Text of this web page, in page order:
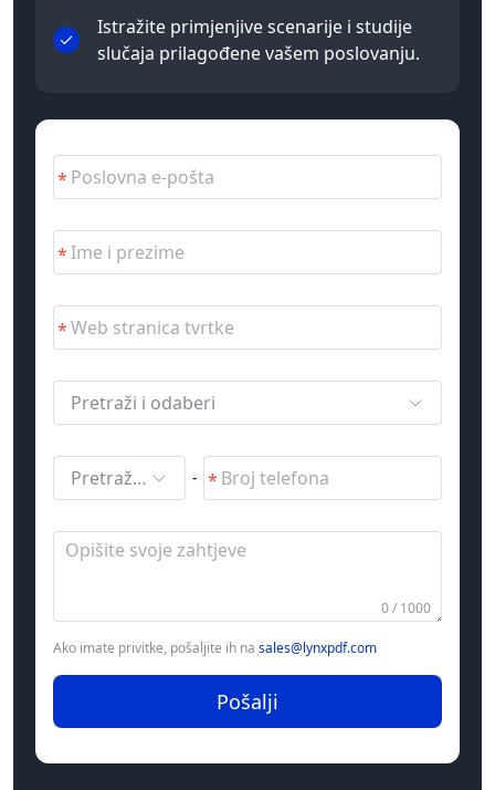
Istražite primjenjive scenarije i studije
slučaja prilagođene vašem poslovanju.
Pretraži i odaberi
Pretraži i odaberi -
0 / 1000
Ako imate privitke, pošaljite ih na sales@lynxpdf.com
Pošalji